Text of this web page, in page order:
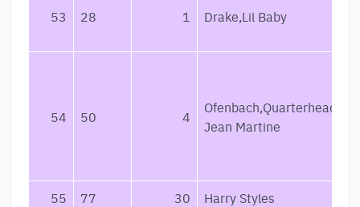
53 28 1 Drake,Lil Baby
54 50 4
Jean Martine
55 77 30 Harry Styles